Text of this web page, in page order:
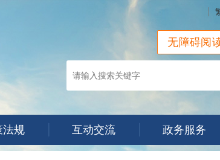
无障碍阅
法规 互动交流 政务服务